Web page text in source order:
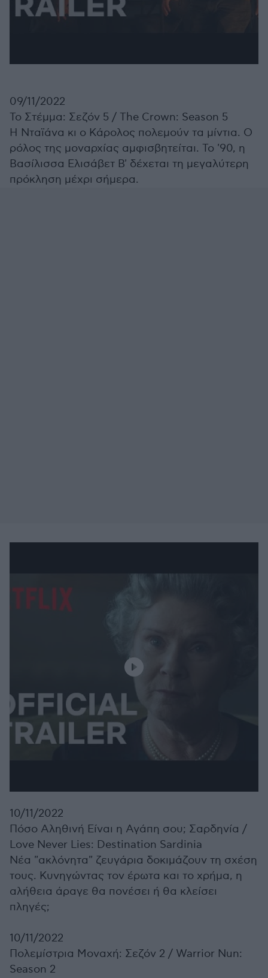
09/11/2022
Το Στέμμα: Σεζόν 5 / The Crown: Season 5
Η Νταϊάνα κι ο Κάρολος πολεμούν τα μίντια. Ο
ρόλος της μοναρχίας αμφισβητείται. Το '90, η
Βασίλισσα Ελισάβετ Β' δέχεται τη μεγαλύτερη
πρόκληση μέχρι σήμερα.
10/11/2022
Πόσο Αληθινή Είναι η Αγάπη σου; Σαρδηνία /
Love Never Lies: Destination Sardinia
Νέα "ακλόνητα" ζευγάρια δοκιμάζουν τη σχέση
τους. Κυνηγώντας τον έρωτα και το χρήμα, η
αλήθεια άραγε θα πονέσει ή θα κλείσει
πληγές;
10/11/2022
Πολεμίστρια Μοναχή: Σεζόν 2 / Warrior Nun:
Season 2